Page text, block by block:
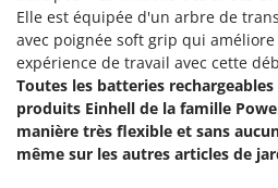
Lames à neige
Lames niveleuses pour
Lave-vitres
Lieuses électriques pour
M
Eschenfelder
EuroMech
Eurosystems
F
FAC
Elle est équipée d'un arbre de
avec poignée soft grip qui
expérience de travail avec cette
Toutes les batteries
produits Einhell de la famille
manière très flexible et sans
même sur les autres articles de